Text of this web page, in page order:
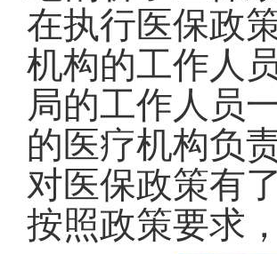
在执行医保政
机构的工作人
局的工作人员
的医疗机构负
对医保政策有
按照政策要求